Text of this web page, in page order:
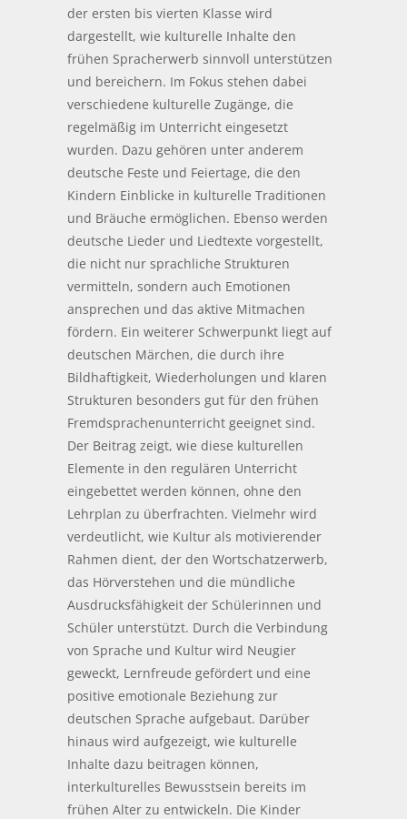
der ersten bis vierten Klasse wird
dargestellt, wie kulturelle Inhalte den
frühen Spracherwerb sinnvoll unterstützen
und bereichern. Im Fokus stehen dabei
verschiedene kulturelle Zugänge, die
regelmäßig im Unterricht eingesetzt
wurden. Dazu gehören unter anderem
deutsche Feste und Feiertage, die den
Kindern Einblicke in kulturelle Traditionen
und Bräuche ermöglichen. Ebenso werden
deutsche Lieder und Liedtexte vorgestellt,
die nicht nur sprachliche Strukturen
vermitteln, sondern auch Emotionen
ansprechen und das aktive Mitmachen
fördern. Ein weiterer Schwerpunkt liegt auf
deutschen Märchen, die durch ihre
Bildhaftigkeit, Wiederholungen und klaren
Strukturen besonders gut für den frühen
Fremdsprachenunterricht geeignet sind.
Der Beitrag zeigt, wie diese kulturellen
Elemente in den regulären Unterricht
eingebettet werden können, ohne den
Lehrplan zu überfrachten. Vielmehr wird
verdeutlicht, wie Kultur als motivierender
Rahmen dient, der den Wortschatzerwerb,
das Hörverstehen und die mündliche
Ausdrucksfähigkeit der Schülerinnen und
Schüler unterstützt. Durch die Verbindung
von Sprache und Kultur wird Neugier
geweckt, Lernfreude gefördert und eine
positive emotionale Beziehung zur
deutschen Sprache aufgebaut. Darüber
hinaus wird aufgezeigt, wie kulturelle
Inhalte dazu beitragen können,
interkulturelles Bewusstsein bereits im
frühen Alter zu entwickeln. Die Kinder